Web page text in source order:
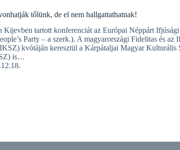
tőlünk, de el nem hallgattathatnak!
Kijevben tartott konferenciát az Európai Néppárt
Party – a szerk.). A magyarországi Fidelitas és az
kvótáján keresztül a Kárpátaljai Magyar Kulturális
is…